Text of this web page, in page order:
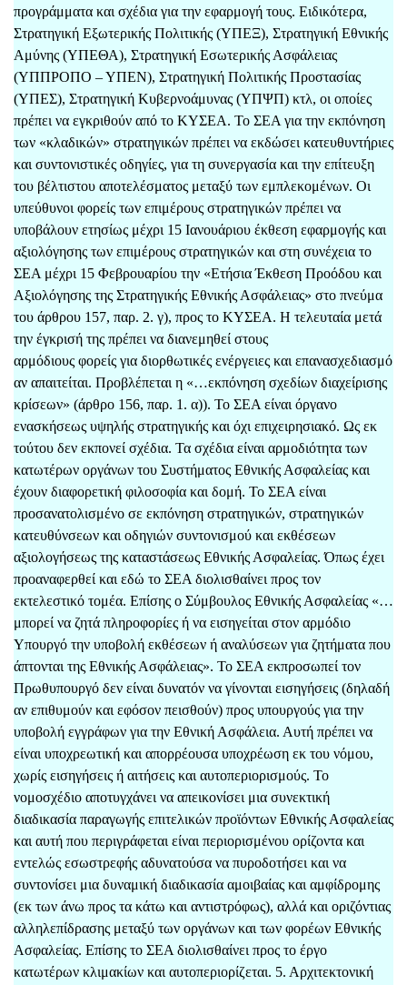
προγράμματα και σχέδια για την εφαρμογή τους. Ειδικότερα,
Στρατηγική Εξωτερικής Πολιτικής (ΥΠΕΞ), Στρατηγική Εθνικής
Αμύνης (ΥΠΕΘΑ), Στρατηγική Εσωτερικής Ασφάλειας
(ΥΠΠΡΟΠΟ – ΥΠΕΝ), Στρατηγική Πολιτικής Προστασίας
(ΥΠΕΣ), Στρατηγική Κυβερνοάμυνας (ΥΠΨΠ) κτλ, οι οποίες
πρέπει να εγκριθούν από το ΚΥΣΕΑ. Το ΣΕΑ για την εκπόνηση
των «κλαδικών» στρατηγικών πρέπει να εκδώσει κατευθυντήριες
και συντονιστικές οδηγίες, για τη συνεργασία και την επίτευξη
του βέλτιστου αποτελέσματος μεταξύ των εμπλεκομένων. Οι
υπεύθυνοι φορείς των επιμέρους στρατηγικών πρέπει να
υποβάλουν ετησίως μέχρι 15 Ιανουάριου έκθεση εφαρμογής και
αξιολόγησης των επιμέρους στρατηγικών και στη συνέχεια το
ΣΕΑ μέχρι 15 Φεβρουαρίου την «Ετήσια Έκθεση Προόδου και
Αξιολόγησης της Στρατηγικής Εθνικής Ασφάλειας» στο πνεύμα
του άρθρου 157, παρ. 2. γ), προς το ΚΥΣΕΑ. Η τελευταία μετά
την έγκρισή της πρέπει να διανεμηθεί στους
αρμόδιους φορείς για διορθωτικές ενέργειες και επανασχεδιασμό
αν απαιτείται. Προβλέπεται η «…εκπόνηση σχεδίων διαχείρισης
κρίσεων» (άρθρο 156, παρ. 1. α)). Το ΣΕΑ είναι όργανο
ενασκήσεως υψηλής στρατηγικής και όχι επιχειρησιακό. Ως εκ
τούτου δεν εκπονεί σχέδια. Τα σχέδια είναι αρμοδιότητα των
κατωτέρων οργάνων του Συστήματος Εθνικής Ασφαλείας και
έχουν διαφορετική φιλοσοφία και δομή. Το ΣΕΑ είναι
προσανατολισμένο σε εκπόνηση στρατηγικών, στρατηγικών
κατευθύνσεων και οδηγιών συντονισμού και εκθέσεων
αξιολογήσεως της καταστάσεως Εθνικής Ασφαλείας. Όπως έχει
προαναφερθεί και εδώ το ΣΕΑ διολισθαίνει προς τον
εκτελεστικό τομέα. Επίσης ο Σύμβουλος Εθνικής Ασφαλείας «…
μπορεί να ζητά πληροφορίες ή να εισηγείται στον αρμόδιο
Υπουργό την υποβολή εκθέσεων ή αναλύσεων για ζητήματα που
άπτονται της Εθνικής Ασφάλειας». Το ΣΕΑ εκπροσωπεί τον
Πρωθυπουργό δεν είναι δυνατόν να γίνονται εισηγήσεις (δηλαδή
αν επιθυμούν και εφόσον πεισθούν) προς υπουργούς για την
υποβολή εγγράφων για την Εθνική Ασφάλεια. Αυτή πρέπει να
είναι υποχρεωτική και απορρέουσα υποχρέωση εκ του νόμου,
χωρίς εισηγήσεις ή αιτήσεις και αυτοπεριορισμούς. Το
νομοσχέδιο αποτυγχάνει να απεικονίσει μια συνεκτική
διαδικασία παραγωγής επιτελικών προϊόντων Εθνικής Ασφαλείας
και αυτή που περιγράφεται είναι περιορισμένου ορίζοντα και
εντελώς εσωστρεφής αδυνατούσα να πυροδοτήσει και να
συντονίσει μια δυναμική διαδικασία αμοιβαίας και αμφίδρομης
(εκ των άνω προς τα κάτω και αντιστρόφως), αλλά και οριζόντιας
αλληλεπίδρασης μεταξύ των οργάνων και των φορέων Εθνικής
Ασφαλείας. Επίσης το ΣΕΑ διολισθαίνει προς το έργο
κατωτέρων κλιμακίων και αυτοπεριορίζεται. 5. Αρχιτεκτονική